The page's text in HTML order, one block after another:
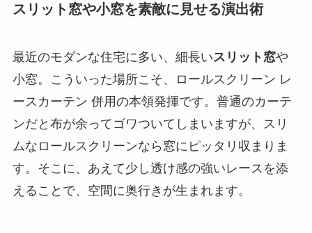
スリット窓や小窓を素敵に見せる演出術
最近のモダンな住宅に多い、細長いスリット窓や
小窓。こういった場所こそ、ロールスクリーン レ
ースカーテン 併用の本領発揮です。普通のカーテ
ンだと布が余ってゴワついてしまいますが、スリ
ムなロールスクリーンなら窓にピッタリ収まりま
す。そこに、あえて少し透け感の強いレースを添
えることで、空間に奥行きが生まれます。